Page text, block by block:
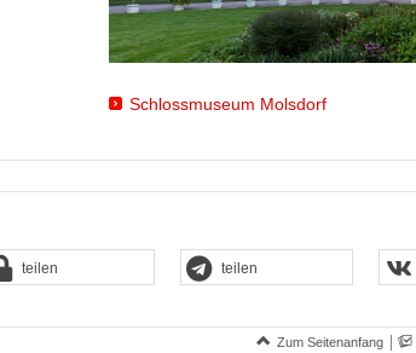
Schlossmuseum Molsdorf
teilen teilen
Zum Seitenanfang